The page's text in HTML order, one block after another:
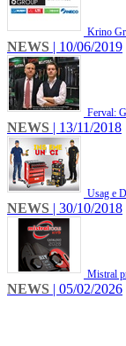
Krino
NEWS | 10/06/2019
Ferval:
NEWS | 13/11/2018
Usag e
NEWS | 30/10/2018
Mistral
NEWS | 05/02/2026